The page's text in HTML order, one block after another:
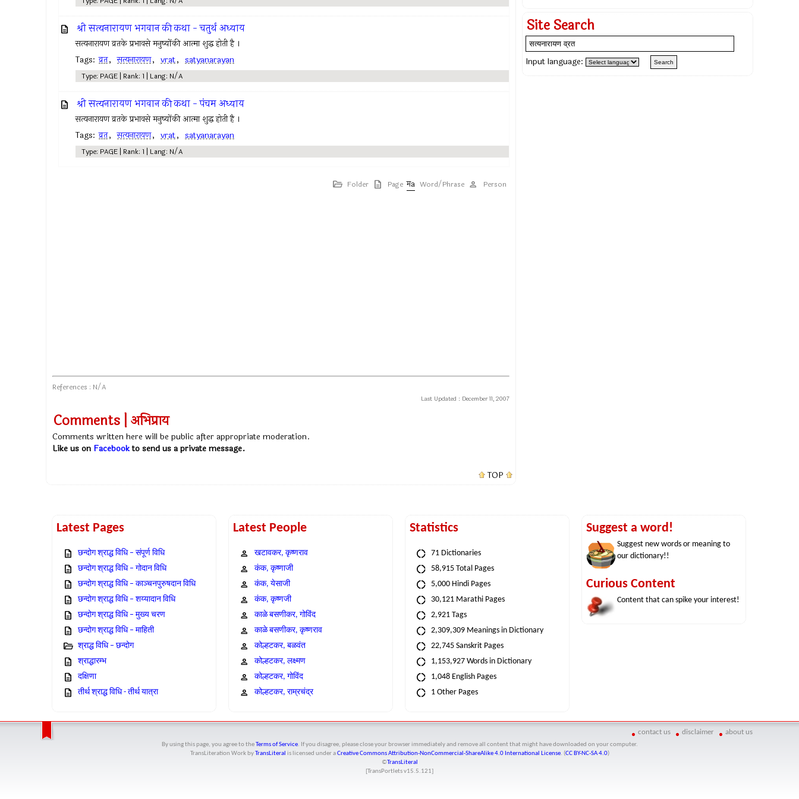
श्री सत्यनारायण भगवान की कथा - चतुर्थ अध्याय
सत्यनारायण व्रतके प्रभावसे मनुष्योंकी आत्मा शुद्ध होती है ।
Tags: व्रत, सत्यनारायण, vrat, satyanarayan
Type: PAGE | Rank: 1 | Lang: N/A
श्री सत्यनारायण भगवान की कथा - पंचम अध्याय
सत्यनारायण व्रतके प्रभावसे मनुष्योंकी आत्मा शुद्ध होती है ।
Tags: व्रत, सत्यनारायण, vrat, satyanarayan
Type: PAGE | Rank: 1 | Lang: N/A
Folder Page Word/Phrase Person
References : N/A
Last Updated : December 11, 2007
Comments | अभिप्राय
Comments written here will be public after appropriate moderation.
Like us on Facebookto send us a private message.
TOP
Site Search
Input language:
Latest Pages
छन्दोग श्राद्ध विधि – संपूर्ण विधि
छन्दोग श्राद्ध विधि – गोदान विधि
छन्दोग श्राद्ध विधि – काञ्चनपुरुषदान विधि
छन्दोग श्राद्ध विधि – शय्यादान विधि
छन्दोग श्राद्ध विधि – मुख्य चरण
छन्दोग श्राद्ध विधि – माहिती
श्राद्ध विधि – छन्दोग
श्राद्धारम्भ
दक्षिणा
तीर्थ श्राद्ध विधि - तीर्थ यात्रा
Latest People
खटावकर, कृष्णराव
कंक, कृष्णाजी
कंक, येसाजी
कंक, कृष्णजी
काळे बसणीकर, गोविंद
काळे बसणीकर, कृष्णराव
कोल्हटकर, बळवंत
कोल्हटकर, लक्ष्मण
कोल्हटकर, गोविंद
कोल्हटकर, राम्रचंद्र
Statistics
71 Dictionaries
58,915 Total Pages
5,000 Hindi Pages
30,121 Marathi Pages
2,921 Tags
2,309,309 Meanings in Dictionary
22,745 Sanskrit Pages
1,153,927 Words in Dictionary
1,048 English Pages
1 Other Pages
Suggest a word!
Suggest new words or meaning to
our dictionary!!
Curious Content
Content that can spike your interest!
contact us disclaimer about us
By using this page, you agree to theTerms of Service. If you disagree, please close your browser immediately and remove all content that might have downloaded on your computer.
TransLiteration Work byTransLiteral is licensed under aCreative Commons Attribution-NonCommercial-ShareAlike 4.0 International License. (CC BY-NC-SA 4.0)
©TransLiteral
[TransPortlets v15.5.121]